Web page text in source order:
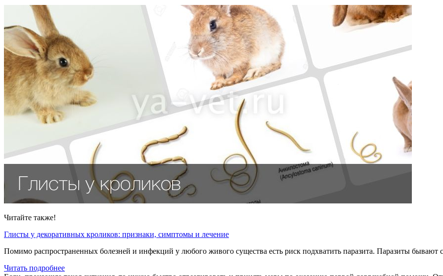
Читайте также!
Глисты у декоративных кроликов: признаки, симптомы и лечение
Помимо распространенных болезней и инфекций у любого живого существа есть риск подхватить паразита. Паразиты бывают
Читать подробнее